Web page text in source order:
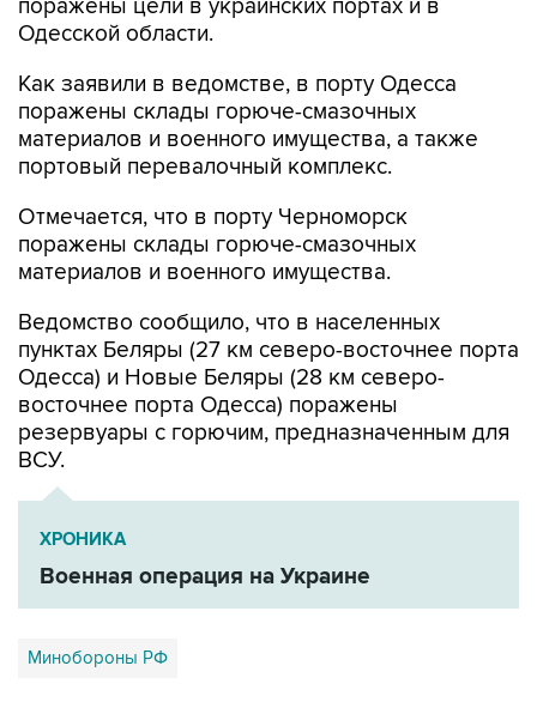
поражены цели в украинских портах и в
Одесской области.
Как заявили в ведомстве, в порту Одесса
поражены склады горюче-смазочных
материалов и военного имущества, а также
портовый перевалочный комплекс.
Отмечается, что в порту Черноморск
поражены склады горюче-смазочных
материалов и военного имущества.
Ведомство сообщило, что в населенных
пунктах Беляры (27 км северо-восточнее порта
Одесса) и Новые Беляры (28 км северо-
восточнее порта Одесса) поражены
резервуары с горючим, предназначенным для
ВСУ.
ХРОНИКА
Военная операция на Украине
Минобороны РФ